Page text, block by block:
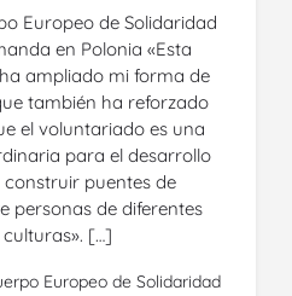
Europeo de Solidaridad
en Polonia «Esta
ampliado mi forma de
también ha reforzado
el voluntariado es una
para el desarrollo
puentes de
personas de diferentes
culturas». […]
Europeo de Solidaridad